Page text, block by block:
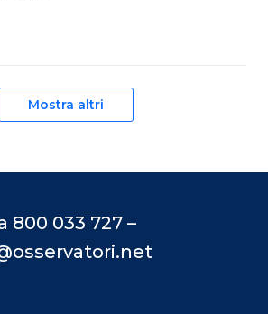
Mostra altri
800 033 727 –